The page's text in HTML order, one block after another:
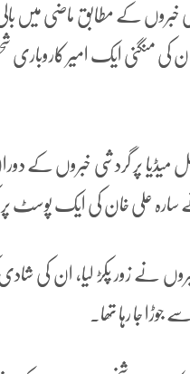
کے مطابق ماضی میں بالی
خان کی منگنی ایک امیر
پر گردشی خبروں کے
علی خان کی ایک پوسٹ پر
خبروں نے زور پکڑ لیا، ان
جوڑا جا رہا تھا۔